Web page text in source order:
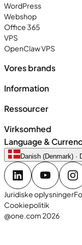
WordPress
Webshop
Office 365
VPS
OpenClaw VPS
Vores brands
Information
Ressourcer
Virksomhed
Language &
Danish (Denmark) ·
Juridiske oplysninger
Cookiepolitik
@one.com 2026